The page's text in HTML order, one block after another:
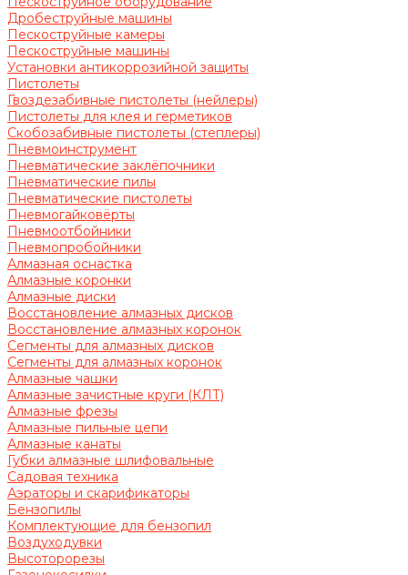
Дробеструйные машины
Пескоструйные камеры
Пескоструйные машины
Установки антикоррозийной защиты
Пистолеты
Гвоздезабивные пистолеты (нейлеры)
Пистолеты для клея и герметиков
Скобозабивные пистолеты (степлеры)
Пневмоинструмент
Пневматические заклёпочники
Пневматические пилы
Пневматические пистолеты
Пневмогайковёрты
Пневмоотбойники
Пневмопробойники
Алмазная оснастка
Алмазные коронки
Алмазные диски
Восстановление алмазных дисков
Восстановление алмазных коронок
Сегменты для алмазных дисков
Сегменты для алмазных коронок
Алмазные чашки
Алмазные зачистные круги (КЛТ)
Алмазные фрезы
Алмазные пильные цепи
Алмазные канаты
Губки алмазные шлифовальные
Садовая техника
Аэраторы и скарификаторы
Бензопилы
Комплектующие для бензопил
Воздуходувки
Высоторорезы